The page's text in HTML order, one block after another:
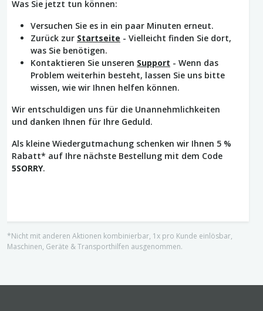
Was Sie jetzt tun können:
Versuchen Sie es in ein paar Minuten erneut.
Zurück zur Startseite - Vielleicht finden Sie dort,
was Sie benötigen.
Kontaktieren Sie unseren Support - Wenn das
Problem weiterhin besteht, lassen Sie uns bitte
wissen, wie wir Ihnen helfen können.
Wir entschuldigen uns für die Unannehmlichkeiten
und danken Ihnen für Ihre Geduld.
Als kleine Wiedergutmachung schenken wir Ihnen 5 %
Rabatt* auf Ihre nächste Bestellung mit dem Code
5SORRY.
*Nicht mit anderen Aktionen kombinierbar, 1x pro Kunde einlösbar,
Maschinen, Geräte & Transporthilfen ausgenommen.